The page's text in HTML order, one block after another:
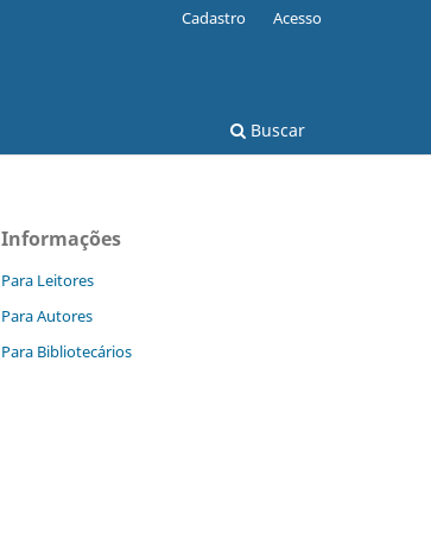
Buscar
Cadastro Acesso
Informações
Para Leitores
Para Autores
Para Bibliotecários